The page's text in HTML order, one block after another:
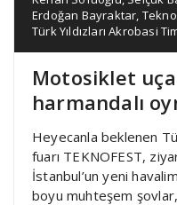
Erdoğan Bayraktar,
Türk Yıldızları Akrobasi
Motosiklet
harmandalı
Heyecanla beklenen
fuarı TEKNOFEST,
İstanbul’un yeni
boyu muhteşem